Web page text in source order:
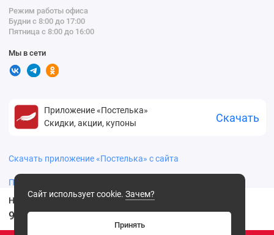
Носки женские 23, 25 размер Белый, Голубой Hobby Line
99 .00 ₽
Сайт использует cookie. Зачем?
Принять
Режим работы офиса
Будни с 8:00 до 17:00
Пятница с 8:00 до 16:00
Мы в сети
Приложение «Постелька»
Скидки, акции, купоны
Скачать
Скачать приложение «Постелька» с сайта
Политика конфиденциальности